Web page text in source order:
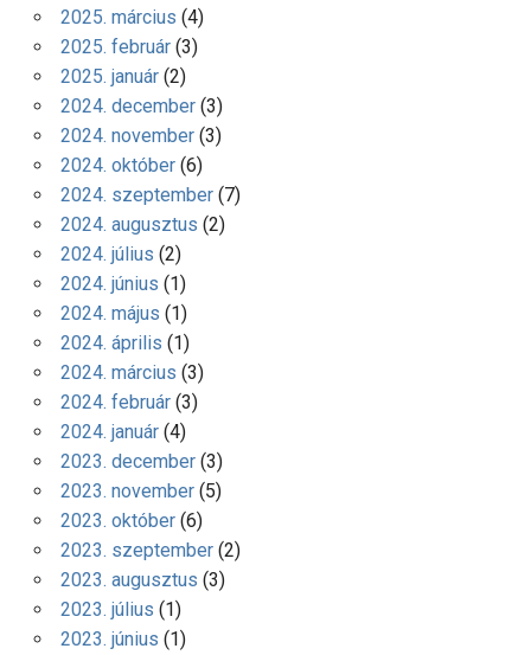
2025. március (4)
2025. február(3)
2025. január(2)
2024. december(3)
2024. november(3)
2024. október(6)
2024. szeptember(7)
2024. augusztus (2)
2024. július (2)
2024. június (1)
2024. május (1)
2024. április (1)
2024. március (3)
2024. február(3)
2024. január(4)
2023. december(3)
2023. november(5)
2023. október(6)
2023. szeptember(2)
2023. augusztus (3)
2023. július (1)
2023. június (1)